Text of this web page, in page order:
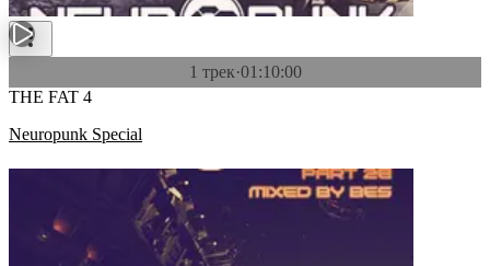
1 трек·01:10:00
THE FAT 4
Neuropunk Special